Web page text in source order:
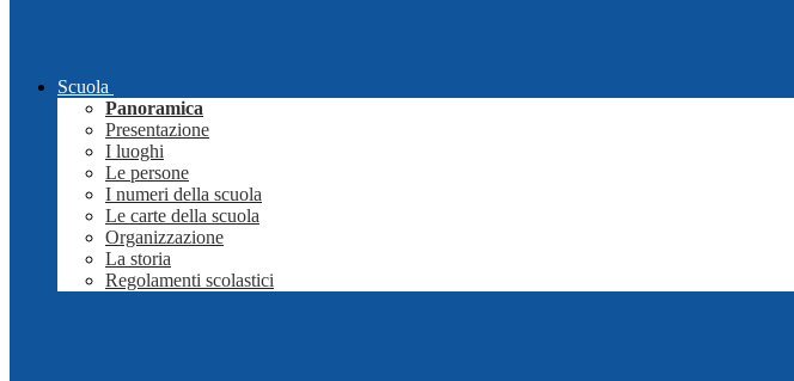
Scuola
Panoramica
Presentazione
I luoghi
Le persone
I numeri della scuola
Le carte della scuola
Organizzazione
La storia
Regolamenti scolastici